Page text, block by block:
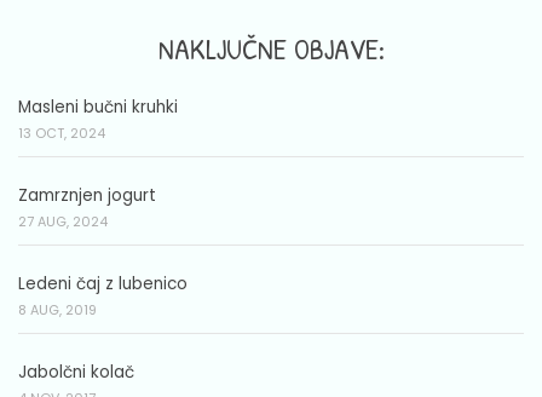
NAKLJUČNE OBJAVE:
Masleni bučni kruhki
13 OCT, 2024
Zamrznjen jogurt
27 AUG, 2024
Ledeni čaj z lubenico
8 AUG, 2019
Jabolčni kolač